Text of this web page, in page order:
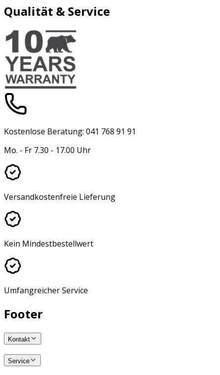
Qualität & Service
Kostenlose Beratung: 041 768 91 91
Mo. - Fr 7.30 - 17.00 Uhr
Versandkostenfreie Lieferung
Kein Mindestbestellwert
Umfangreicher Service
Footer
Kontakt
Service